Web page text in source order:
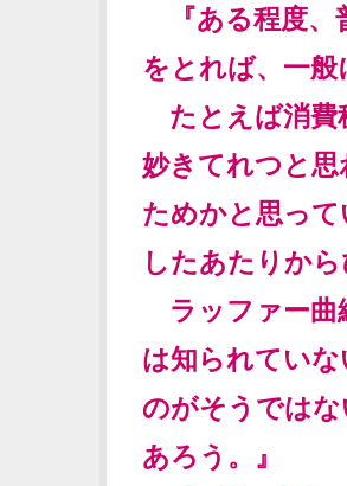
『ある程度、
をとれば、一
たとえば消費
妙きてれつと思
ためかと思っ
したあたりか
ラッファー曲
は知られてい
のがそうでは
あろう。』